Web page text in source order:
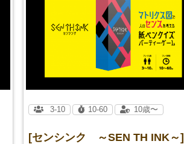
[センシンク ～SEN TH INK～]
3-10 10-60 10歳〜